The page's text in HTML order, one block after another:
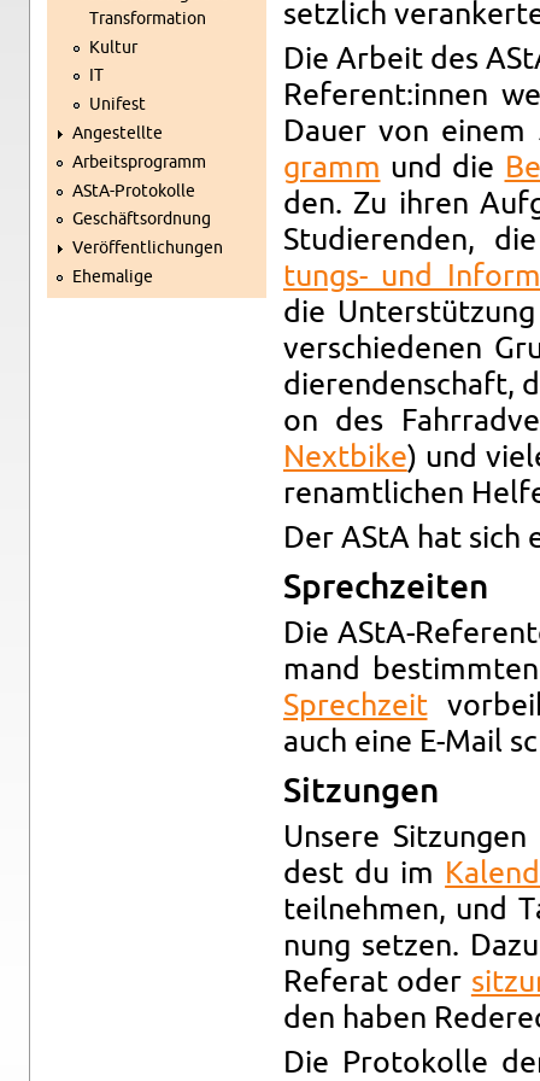
Trans­for­ma­ti­on
Kul­tur
IT
Uni­fest
An­ge­stell­te
Ar­beits­pro­gramm
AStA-Pro­to­kol­le
Ge­schäfts­ord­nung
Ver­öf­fent­li­chun­gen
Ehe­ma­li­ge
setz­lich
Die Ar­beit des
Re­fe­rent:innen
Dauer von
gramm und die
den. Zu ihren
Stu­die­ren­den,
tungs- und
die
ver­schie­de­nen
die­ren­den­schaft,
on des
Next­bike) und
ren­amt­li­chen
Der AStA hat sich
Sprech­zei­ten
Die AStA-
mand
Sprech­zeit
auch eine E-Mail
Sit­zun­gen
Un­se­re
dest du im
teil­neh­men, und
nung set­zen.
Re­fe­rat oder
den haben
Die Pro­to­kol­le